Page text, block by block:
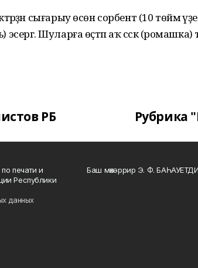
сығарыу өсөн сорбент (10 төймә
эсергә. Шуларға өҫтәп аҡ сәскә
РБ Рубрика
печати и
Республики
данных
Баш мөхәррир Э. Ф.